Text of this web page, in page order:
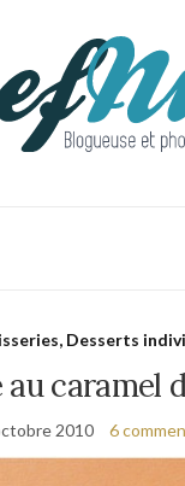
Desserts
au caramel
2010 6